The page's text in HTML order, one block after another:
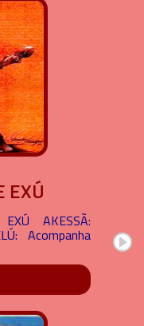
EXÚ
AKESSÃ:
Acompanha